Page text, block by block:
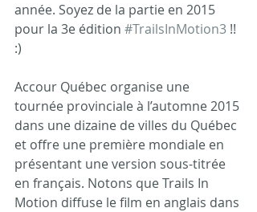
année. Soyez de la partie en 2015
pour la 3e édition #TrailsInMotion3 !!
:)
Accour Québec organise une
tournée provinciale à l’automne 2015
dans une dizaine de villes du Québec
et offre une première mondiale en
présentant une version sous-titrée
en français. Notons que Trails In
Motion diffuse le film en anglais dans